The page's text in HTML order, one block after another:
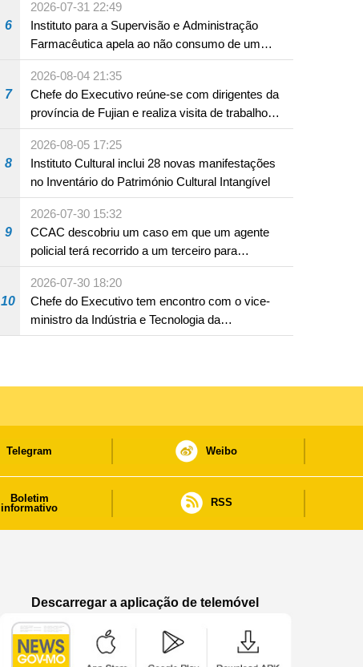
Hengqin
6
2026-07-31 22:49
Instituto para a Supervisão e Administração
Farmacêutica apela ao não consumo de um
produto com substâncias medicamentosas
ocidentais
7
2026-08-04 21:35
Chefe do Executivo reúne-se com dirigentes da
província de Fujian e realiza visita de trabalho
em Fuzhou
8
2026-08-05 17:25
Instituto Cultural inclui 28 novas manifestações
no Inventário do Património Cultural Intangível
9
2026-07-30 15:32
CCAC descobriu um caso em que um agente
policial terá recorrido a um terceiro para
assumir por si a culpa na sequência de uma
infracção rodoviária
10
2026-07-30 18:20
Chefe do Executivo tem encontro com o vice-
ministro da Indústria e Tecnologia da
Informação
Telegram Weibo
Boletim
informativo
RSS
Descarregar a aplicação de telemóvel